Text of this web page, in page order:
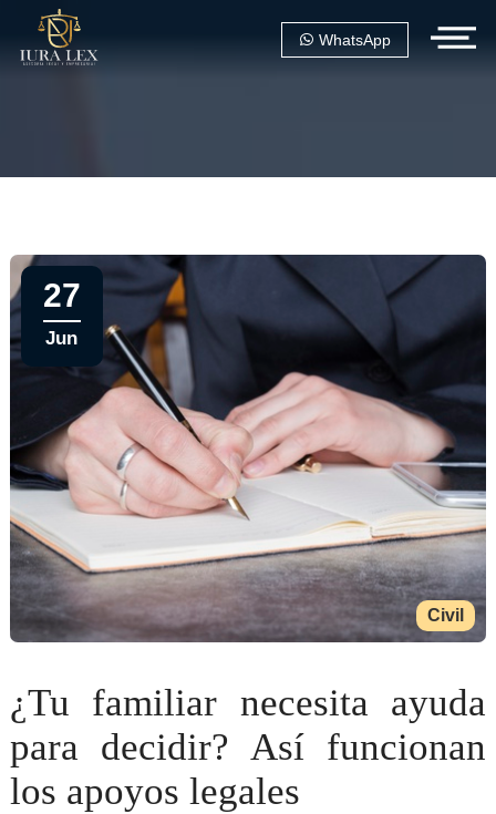
WhatsApp
Civil
27
Jun
¿Tu familiar necesita ayuda
para decidir? Así funcionan
los apoyos legales